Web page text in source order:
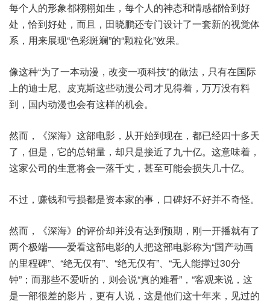
每个人的形象都栩栩如生，每个人的神态和情感都恰到好
处，恰到好处，而且，田晓鹏还专门设计了一套新的视觉体
系，用来展现“色彩斑斓”的“颗粒化”效果。
像这种“为了一本动漫，改变一项科技”的做法，只有在国际
上的迪士尼、皮克斯这些动漫公司才见得着，万万没有料
到，国内动漫也会有这样的机会。
然而，《深海》这部电影，从开始到现在，都已经四十多天
了，但是，它的总销量，却只是接近了九十亿。这意味着，
这家公司的生意将会一落千丈，甚至可能会损失几十亿。
不过，赚钱和亏损都是资本家的事，口碑好不好并不奇怪。
然而，《深海》的评价却并没有达到预期，刚一开播就有了
两个极端——爱看这部电影的人把这部电影称为“国产动画
的里程碑”、“绝无仅有”、“绝无仅有”、“无人能撑过30分
钟”；而那些不爱听的，则会说“真的难看”，“客观来说，这
是一部很差的影片，更有人说，这是他们这十年来，见过的